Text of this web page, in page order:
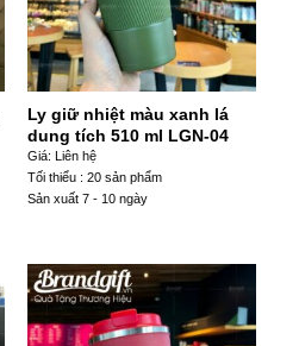
Ly giữ nhiệt màu xanh lá
dung tích 510 ml LGN-04
Giá: Liên hệ
Tối thiểu : 20 sản phẩm
Sản xuất 7 - 10 ngày